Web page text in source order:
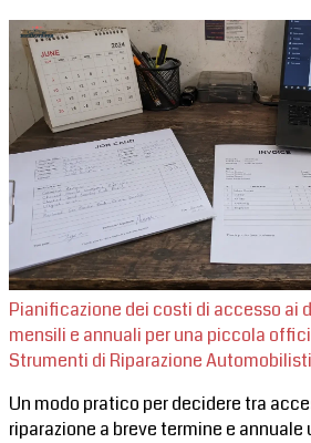
Pianificazione dei costi di accesso ai
mensili e annuali per una piccola
Strumenti di Riparazione
Un modo pratico per decidere tra
riparazione a breve termine e annuale